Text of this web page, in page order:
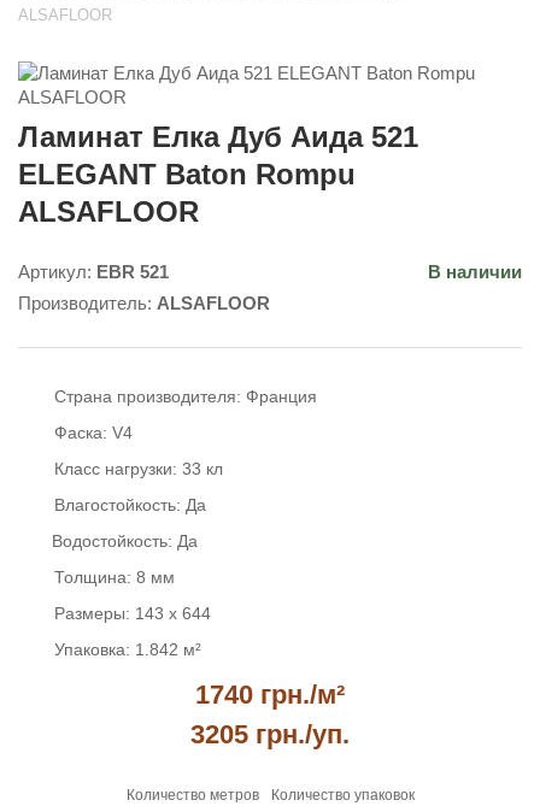
ALSAFLOOR
Ламинат Елка Дуб Аида 521
ELEGANT Baton Rompu
ALSAFLOOR
Артикул: EBR 521
В наличии
Производитель: ALSAFLOOR
Страна производителя: Франция
Фаска: V4
Класс нагрузки: 33 кл
Влагостойкость: Да
Водостойкость: Да
Толщина: 8 мм
Размеры: 143 x 644
Упаковка: 1.842 м²
1740 грн./м²
3205 грн./уп.
Количество метров Количество упаковок